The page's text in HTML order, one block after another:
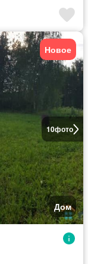
10фото
Новое
Дом